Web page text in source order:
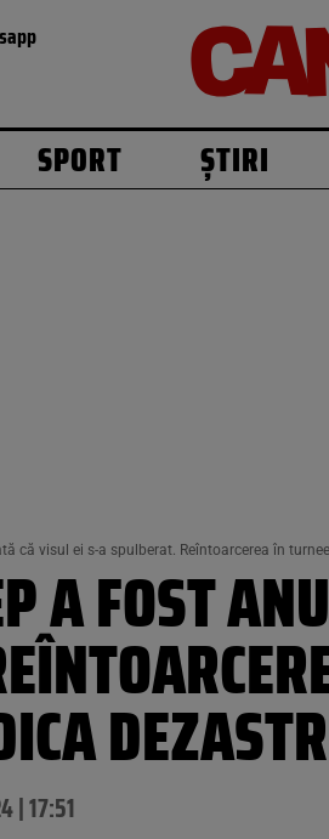
SPORT ȘTIRI
că visul ei s-a spulberat. Reîntoarcerea în
A FOST
| 17:51